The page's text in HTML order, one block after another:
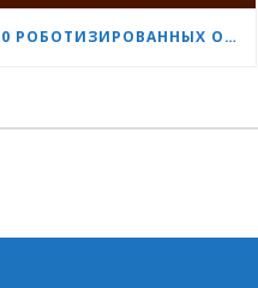
1 500 РОБОТИЗИРОВАННЫХ ОПЕРАЦИЙ С СИСТЕМОЙ DA VINCI: «СЕРДЦЕ И МОЗГ» УКРЕПЛЯЕТ СВОЁ ЛИДЕРСТВО В УРОЛОГИИ